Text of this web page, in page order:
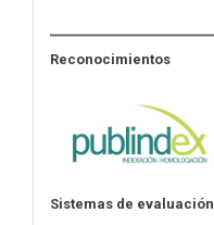
Reconocimientos
Sistemas de evaluación